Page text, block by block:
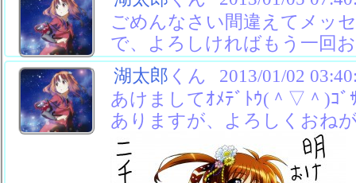
ごめんなさい間違えてメッ
で、よろしければもう一回
湖太郎 くん
2013/01/02
あけましてｵﾒﾃﾞﾄｳ(＾▽＾)ｺﾞ
ありますが、よろしくおね